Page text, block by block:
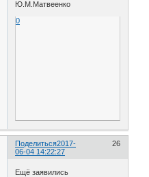
Ю.М.Матвеенко
0
Поделиться 26
2017-
06-04 14:22:27
Ещё заявились